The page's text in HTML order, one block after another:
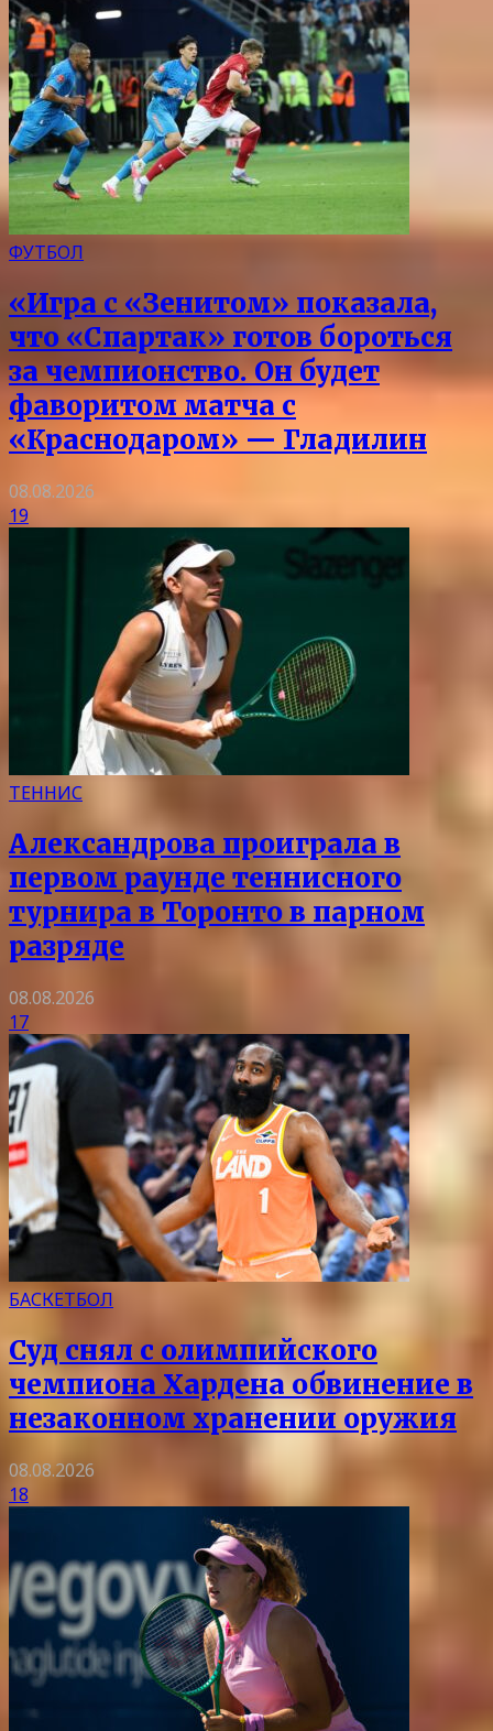
ФУТБОЛ
«Игра с «Зенитом» показала,
что «Спартак» готов бороться
за чемпионство. Он будет
фаворитом матча с
«Краснодаром» — Гладилин
08.08.2026
19
ТЕННИС
Александрова проиграла в
первом раунде теннисного
турнира в Торонто в парном
разряде
08.08.2026
17
БАСКЕТБОЛ
Суд снял с олимпийского
чемпиона Хардена обвинение в
незаконном хранении оружия
08.08.2026
18